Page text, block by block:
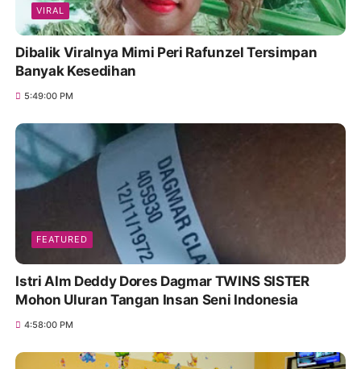
VIRAL
Dibalik Viralnya Mimi Peri Rafunzel Tersimpan
Banyak Kesedihan
5:49:00 PM
FEATURED
Istri Alm Deddy Dores Dagmar TWINS SISTER
Mohon Uluran Tangan Insan Seni Indonesia
4:58:00 PM